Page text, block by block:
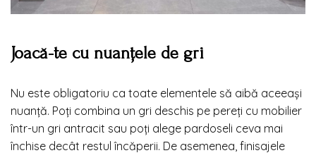
Joacă-te cu nuanțele de gri
Nu este obligatoriu ca toate elementele să aibă aceeași
nuanță. Poți combina un gri deschis pe pereți cu mobilier
într-un gri antracit sau poți alege pardoseli ceva mai
închise decât restul încăperii. De asemenea, finisajele